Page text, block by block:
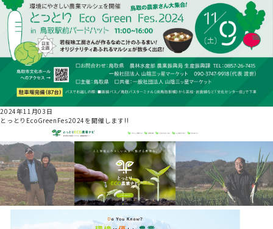
2024年11月03日
とっとりEcoGreenFes2024を開催します!!